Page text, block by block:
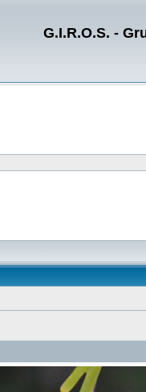
G.I.R.O.S. -